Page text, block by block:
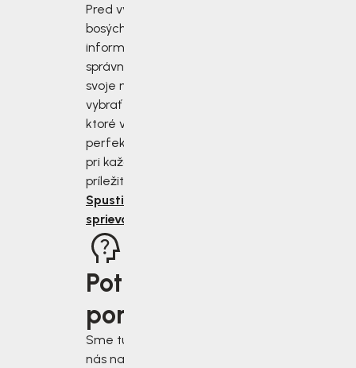
Pred výberom
bosých topánok sa
informujte, ako
správne zmerať
svoje nohy a
vybrať si topánky,
ktoré vám budú
perfektne sedieť
pri každej
príležitosti.
Spustiť
sprievodcu
Potrebujete
poradiť?
Sme tu pre vás, keď
nás najviac